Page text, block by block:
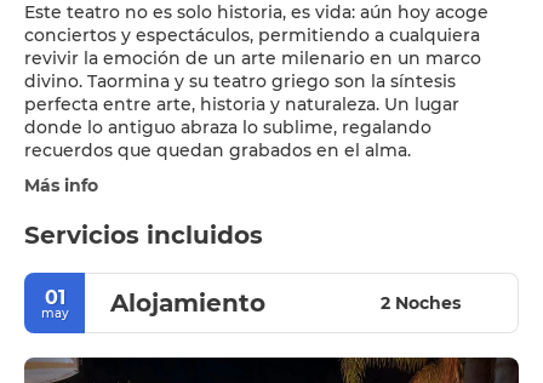
Este teatro no es solo historia, es vida: aún hoy acoge
conciertos y espectáculos, permitiendo a cualquiera
revivir la emoción de un arte milenario en un marco
divino. Taormina y su teatro griego son la síntesis
perfecta entre arte, historia y naturaleza. Un lugar
donde lo antiguo abraza lo sublime, regalando
recuerdos que quedan grabados en el alma.
Más info
Servicios incluidos
01
may Alojamiento 2 Noches